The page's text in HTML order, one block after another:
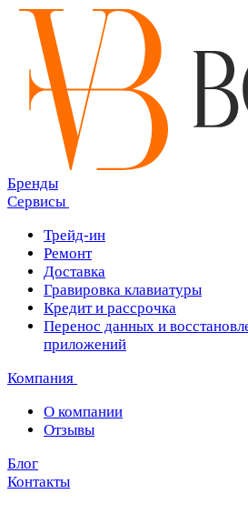
Бренды
Сервисы
Трейд-ин
Ремонт
Доставка
Гравировка клавиатуры
Кредит и рассрочка
Перенос данных и
приложений
Компания
О компании
Отзывы
Блог
Контакты